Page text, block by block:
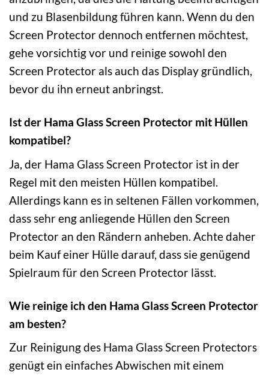
und zu Blasenbildung führen kann. Wenn du den
Screen Protector dennoch entfernen möchtest,
gehe vorsichtig vor und reinige sowohl den
Screen Protector als auch das Display gründlich,
bevor du ihn erneut anbringst.
Ist der Hama Glass Screen Protector mit Hüllen
kompatibel?
Ja, der Hama Glass Screen Protector ist in der
Regel mit den meisten Hüllen kompatibel.
Allerdings kann es in seltenen Fällen vorkommen,
dass sehr eng anliegende Hüllen den Screen
Protector an den Rändern anheben. Achte daher
beim Kauf einer Hülle darauf, dass sie genügend
Spielraum für den Screen Protector lässt.
Wie reinige ich den Hama Glass Screen Protector
am besten?
Zur Reinigung des Hama Glass Screen Protectors
genügt ein einfaches Abwischen mit einem